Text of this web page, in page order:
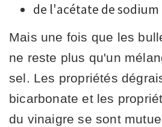
de l'acétate de sodium
Mais une fois que les
ne reste plus qu'un
sel. Les propriétés
bicarbonate et les
du vinaigre se sont